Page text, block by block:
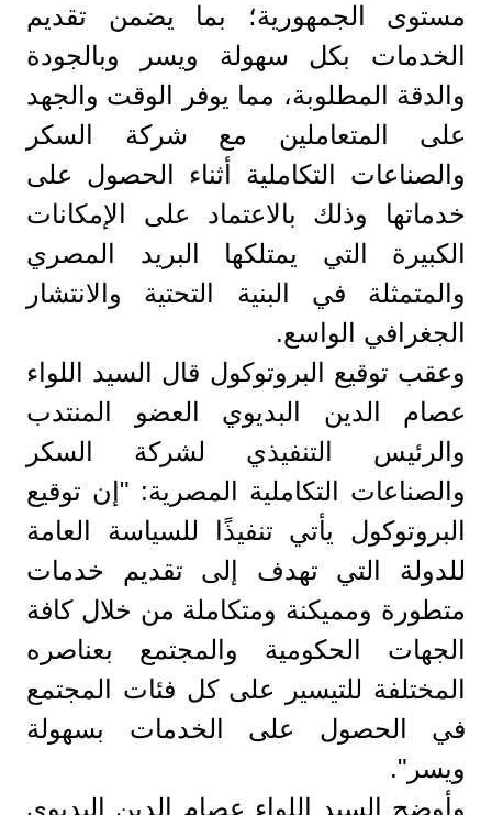
مستوى الجمهورية؛ بما يضمن تقديم
الخدمات بكل سهولة ويسر وبالجودة
والدقة المطلوبة، مما يوفر الوقت والجهد
على المتعاملين مع شركة السكر
والصناعات التكاملية أثناء الحصول على
خدماتها وذلك بالاعتماد على الإمكانات
الكبيرة التي يمتلكها البريد المصري
والمتمثلة في البنية التحتية والانتشار
الجغرافي الواسع.
وعقب توقيع البروتوكول قال السيد اللواء
عصام الدين البديوي العضو المنتدب
والرئيس التنفيذي لشركة السكر
والصناعات التكاملية المصرية: "إن توقيع
البروتوكول يأتي تنفيذًا للسياسة العامة
للدولة التي تهدف إلى تقديم خدمات
متطورة ومميكنة ومتكاملة من خلال كافة
الجهات الحكومية والمجتمع بعناصره
المختلفة للتيسير على كل فئات المجتمع
في الحصول على الخدمات بسهولة
ويسر".
وأوضح السيد اللواء عصام الدين البديوي